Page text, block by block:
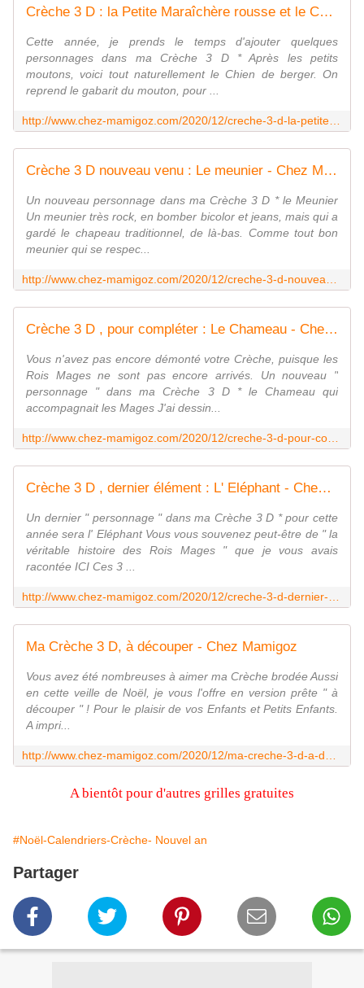
Crèche 3 D : la Petite Maraîchère rousse et le Chien de Berger - Chez Mamigoz
Cette année, je prends le temps d'ajouter quelques
personnages dans ma Crèche 3 D * Après les petits
moutons, voici tout naturellement le Chien de berger. On
reprend le gabarit du mouton, pour ...
Crèche 3 D nouveau venu : Le meunier - Chez Mamigoz
Un nouveau personnage dans ma Crèche 3 D * le Meunier
Un meunier très rock, en bomber bicolor et jeans, mais qui a
gardé le chapeau traditionnel, de là-bas. Comme tout bon
meunier qui se respec...
Crèche 3 D , pour compléter : Le Chameau - Chez Mamigoz
Vous n'avez pas encore démonté votre Crèche, puisque les
Rois Mages ne sont pas encore arrivés. Un nouveau "
personnage " dans ma Crèche 3 D * le Chameau qui
accompagnait les Mages J'ai dessin...
Crèche 3 D , dernier élément : L' Eléphant - Chez Mamigoz
Un dernier " personnage " dans ma Crèche 3 D * pour cette
année sera l' Eléphant Vous vous souvenez peut-être de " la
véritable histoire des Rois Mages " que je vous avais
racontée ICI Ces 3 ...
Ma Crèche 3 D, à découper - Chez Mamigoz
Vous avez été nombreuses à aimer ma Crèche brodée Aussi
en cette veille de Noël, je vous l'offre en version prête " à
découper " ! Pour le plaisir de vos Enfants et Petits Enfants.
A impri...
A bientôt pour d'autres grilles gratuites
#Noël-Calendriers-Crèche- Nouvel an
Partager